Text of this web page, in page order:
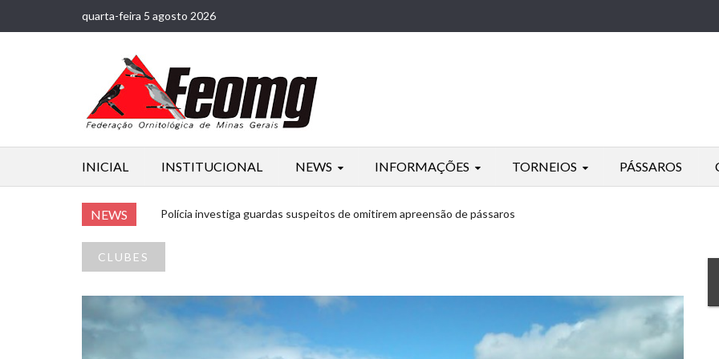
quarta-feira 5 agosto 2026
INICIAL INSTITUCIONAL NEWS INFORMAÇÕES TORNEIOS PÁSSAROS
NEWS Polícia investiga guardas suspeitos de omitirem apreensão de pássaros
CLUBES